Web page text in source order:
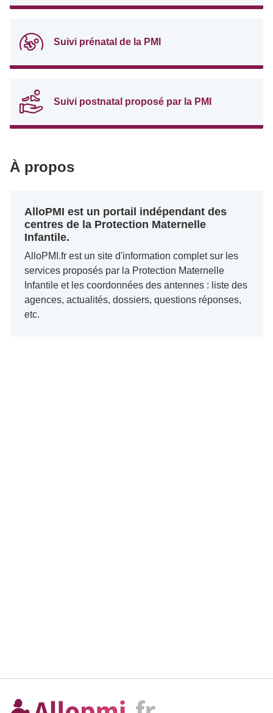
Suivi prénatal de la PMI
Suivi postnatal proposé par la PMI
À propos
AlloPMI est un portail indépendant des
centres de la Protection Maternelle
Infantile.
AlloPMI.fr est un site d'information complet sur les
services proposés par la Protection Maternelle
Infantile et les coordonnées des antennes : liste des
agences, actualités, dossiers, questions réponses,
etc.